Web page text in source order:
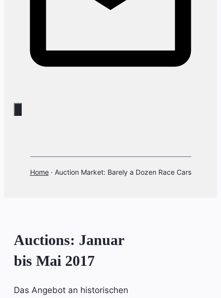
Home· Auction Market: Barely a Dozen Race Cars
Auctions: Januar
bis Mai 2017
Das Angebot an historischen